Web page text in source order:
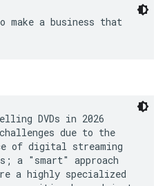
make a business that
DVDs in 2026
due to the
of digital streaming
a "smart" approach
a highly specialized